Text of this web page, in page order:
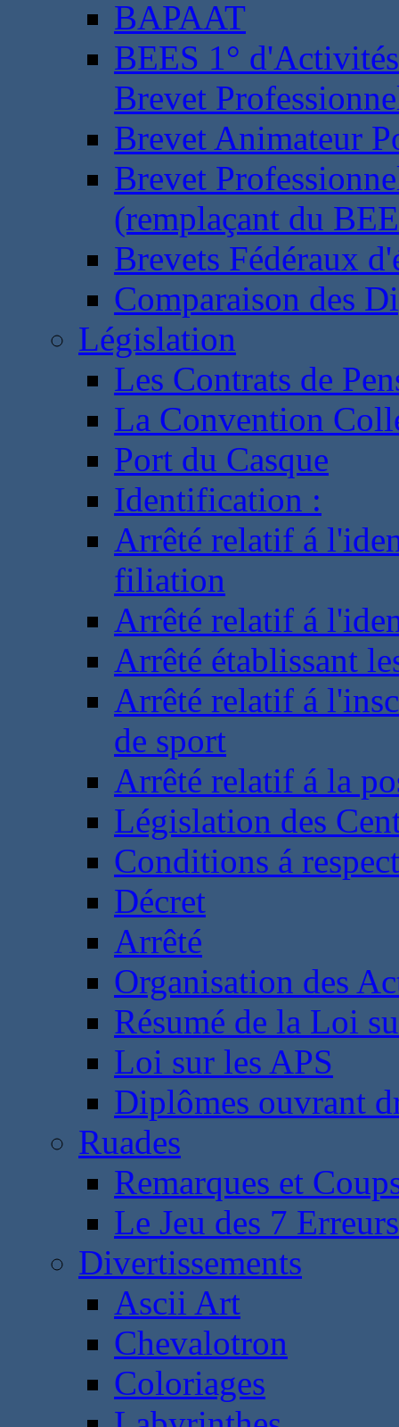
BAPAAT
BEES 1°
Brevet
Brevet Animateur
Brevet
(remplaçant du
Brevets Fédéraux
Comparaison des
Législation
Les Contrats de
La Convention
Port du Casque
Identification :
Arrêté relatif á
filiation
Arrêté relatif á
Arrêté établissant
Arrêté relatif á
de sport
Arrêté relatif á la
Législation des
Conditions á
Décret
Arrêté
Organisation des
Résumé de la Loi
Loi sur les APS
Diplômes ouvrant
Ruades
Remarques et
Le Jeu des 7 Erreurs
Divertissements
Ascii Art
Chevalotron
Coloriages